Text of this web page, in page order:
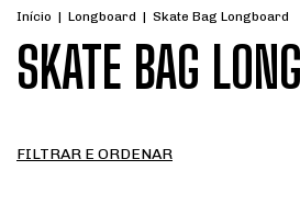
Início | Longboard | Skate Bag Longboard
SKATE BAG
FILTRAR E ORDENAR